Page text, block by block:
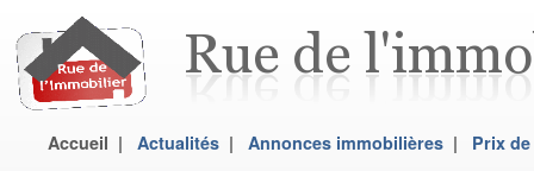
Accueil | Actualités | Annonces immobilières | Prix